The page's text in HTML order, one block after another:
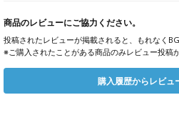
商品のレビューにご協力ください。
投稿されたレビューが掲載されると、もれなく
※ご購入されたことがある商品のみレビュー投稿
購入履歴からレビュ